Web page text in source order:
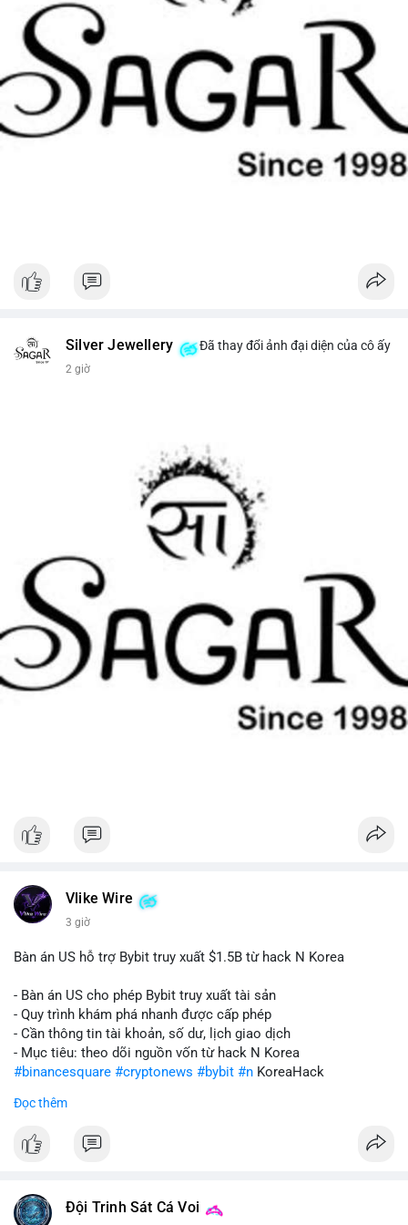
Silver Jewellery Đã thay đổi ảnh đại diện của cô ấy
2 giờ
Vlike Wire
3 giờ
Bàn án US hỗ trợ Bybit truy xuất $1.5B từ hack N Korea
- Bàn án US cho phép Bybit truy xuất tài sản
- Quy trình khám phá nhanh được cấp phép
- Cần thông tin tài khoản, số dư, lịch giao dịch
- Mục tiêu: theo dõi nguồn vốn từ hack N Korea
#binancesquare #cryptonews #bybit #n KoreaHack
$btc $eth
#vlikevn #titanbot
Đọc thêm
Đội Trinh Sát Cá Voi